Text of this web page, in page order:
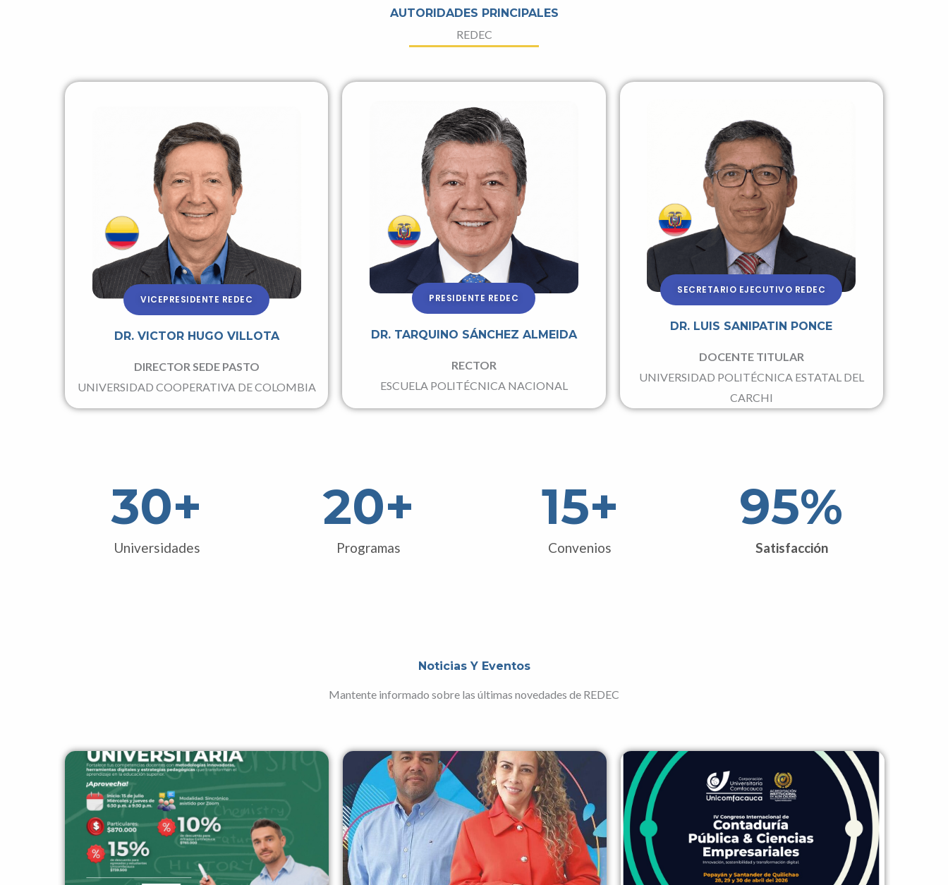
AUTORIDADES PRINCIPALES
REDEC
VICEPRESIDENTE REDEC
DR. VICTOR HUGO VILLOTA
DIRECTOR SEDE PASTO
UNIVERSIDAD COOPERATIVA DE COLOMBIA
PRESIDENTE REDEC
DR. TARQUINO SÁNCHEZ ALMEIDA
RECTOR
ESCUELA POLITÉCNICA NACIONAL
SECRETARIO EJECUTIVO REDEC
DR. LUIS SANIPATIN PONCE
DOCENTE TITULAR
UNIVERSIDAD POLITÉCNICA ESTATAL DEL
CARCHI
Universidades
30+
Programas
20+
Convenios
15+
Satisfacción
95%
Noticias Y Eventos
Mantente informado sobre las últimas novedades de REDEC